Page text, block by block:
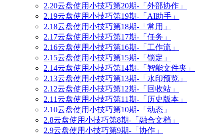
2.20云盘使用小技巧第20期-「外部协作」
2.19云盘使用小技巧第19期-「AI助手」
2.18云盘使用小技巧第18期-「常用」
2.17云盘使用小技巧第17期-「任务」
2.16云盘使用小技巧第16期-「工作流」
2.15云盘使用小技巧第15期-「锁定」
2.14云盘使用小技巧第14期-「智能文件夹」
2.13云盘使用小技巧第13期-「水印预览」
2.12云盘使用小技巧第12期-「回收站」
2.11云盘使用小技巧第11期-「历史版本」
2.10云盘使用小技巧第10期-「动态」
2.8云盘使用小技巧第8期-「融合文档」
2.9云盘使用小技巧第9期-「协作」